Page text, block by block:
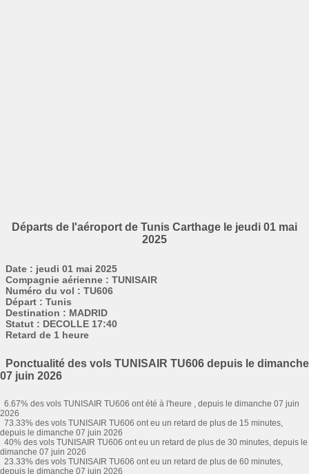
Départs de l'aéroport de Tunis Carthage le jeudi 01 mai
2025
Date : jeudi 01 mai 2025
Compagnie aérienne : TUNISAIR
Numéro du vol : TU606
Départ : Tunis
Destination : MADRID
Statut : DECOLLE 17:40
Retard de 1 heure
Ponctualité des vols TUNISAIR TU606 depuis le dimanche
07 juin 2026
6.67% des vols TUNISAIR TU606 ont été à l'heure , depuis le dimanche 07 juin
2026
73.33% des vols TUNISAIR TU606 ont eu un retard de plus de 15 minutes,
depuis le dimanche 07 juin 2026
40% des vols TUNISAIR TU606 ont eu un retard de plus de 30 minutes, depuis le
dimanche 07 juin 2026
23.33% des vols TUNISAIR TU606 ont eu un retard de plus de 60 minutes,
depuis le dimanche 07 juin 2026